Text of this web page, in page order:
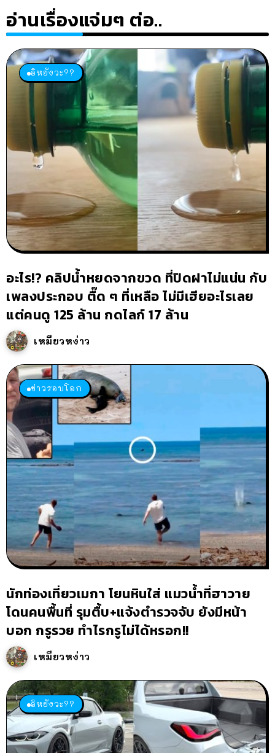
อ่านเรื่องแจ่มๆ ต่อ..
อิหยังวะ??
อะไร!? คลิปน้ำหยดจากขวด ที่ปิดฝาไม่แน่น กับ
เพลงประกอบ ตื๊ด ๆ ที่เหลือ ไม่มีเฮียอะไรเลย
แต่คนดู 125 ล้าน กดไลก์ 17 ล้าน
เหมียวหง่าว
ข่าวรอบโลก
นักท่องเที่ยวเมกา โยนหินใส่ แมวน้ำที่ฮาวาย
โดนคนพื้นที่ รุมตื้บ+แจ้งตำรวจจับ ยังมีหน้า
บอก กรูรวย ทำไรกรูไม่ได้หรอก!!
เหมียวหง่าว
อิหยังวะ??